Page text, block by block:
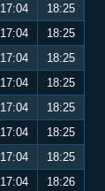
17:04
18:25
17:04
18:25
17:04
18:25
17:04
18:25
17:04
18:25
17:04
18:25
17:04
18:25
17:04
18:26